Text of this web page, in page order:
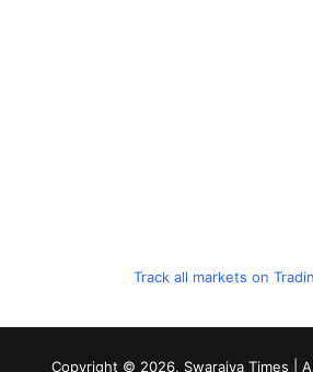
Track all markets on
Copyright © 2026, Swarajya Times |